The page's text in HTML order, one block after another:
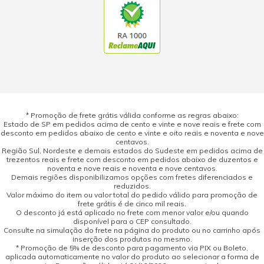
* Promoção de frete grátis válida conforme as regras abaixo:
Estado de SP em pedidos acima de cento e vinte e nove reais e frete com
desconto em pedidos abaixo de cento e vinte e oito reais e noventa e nove
centavos.
Região Sul, Nordeste e demais estados do Sudeste em pedidos acima de
trezentos reais e frete com desconto em pedidos abaixo de duzentos e
noventa e nove reais e noventa e nove centavos.
Demais regiões disponibilizamos opções com fretes diferenciados e
reduzidos.
Valor máximo do item ou valor total do pedido válido para promoção de
frete grátis é de cinco mil reais.
O desconto já está aplicado no frete com menor valor e/ou quando
disponível para o CEP consultado.
Consulte na simulação do frete na página do produto ou no carrinho após
inserção dos produtos no mesmo.
* Promoção de 5% de desconto para pagamento via PIX ou Boleto,
aplicada automaticamente no valor do produto ao selecionar a forma de